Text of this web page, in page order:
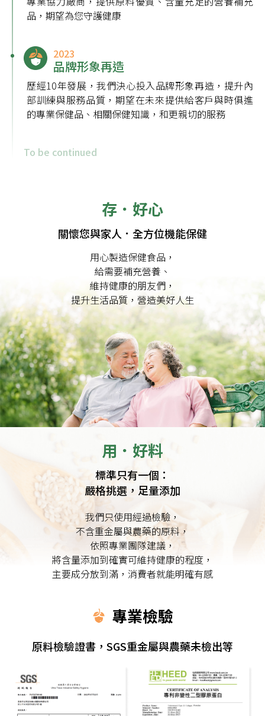
品，期望為您守護健康
2023
品牌形象再造
歷經10年發展，我們決心投入品牌形象再造，提升內
部訓練與服務品質，期望在未來提供給客戶與時俱進
的專業保健品、相關保健知識，和更親切的服務
To be continued
存．好心
關懷您與家人．全方位機能保健
用心製造保健食品，
給需要補充營養、
維持健康的朋友們，
提升生活品質，營造美好人生
用．好料
標準只有一個：
嚴格挑選，足量添加
我們只使用經過檢驗，
不含重金屬與農藥的原料，
依照專業團隊建議，
將含量添加到確實可維持健康的程度，
主要成分放到滿，消費者就能明確有感
專業檢驗
原料檢驗證書，SGS重金屬與農藥未檢出等